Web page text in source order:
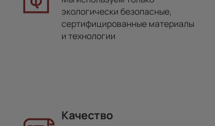
экологически безопасные,
сертифицированные материалы
и технологии
Качество